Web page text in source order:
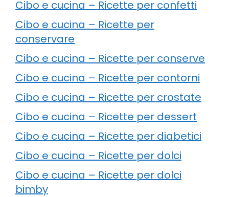
Cibo e cucina – Ricette per confetti
Cibo e cucina – Ricette per
conservare
Cibo e cucina – Ricette per conserve
Cibo e cucina – Ricette per contorni
Cibo e cucina – Ricette per crostate
Cibo e cucina – Ricette per dessert
Cibo e cucina – Ricette per diabetici
Cibo e cucina – Ricette per dolci
Cibo e cucina – Ricette per dolci
bimby